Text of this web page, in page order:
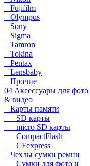
Fujifilm
Olympus
Sony
Sigma
Tamron
Tokina
Pentax
Lensbaby
Прочие
04 Аксессуары для фото
& видео
Карты памяти
SD карты
micro SD карты
CompactFlash
CFexpress
Чехлы сумки ремни
Сумки для фото и